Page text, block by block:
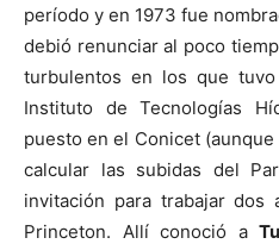
período y en 1973 fue
debió renunciar al poco
turbulentos en los que
Instituto de Tecnologías
puesto en el Conicet
calcular las subidas del
invitación para trabajar dos
Princeton. Allí conoció a